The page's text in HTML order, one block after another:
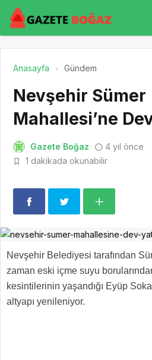
Anasayfa Gündem
Nevşehir Sümer
Mahallesi’ne
Gazete Boğaz 4 yıl önce
1 dakikada okunabilir
Nevşehir Belediyesi tarafından
zaman eski içme suyu
kesintilerinin yaşandığı Eyüp
altyapı yenileniyor.